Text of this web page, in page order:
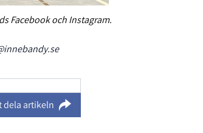
Facebook och Instagram.
dela artikeln